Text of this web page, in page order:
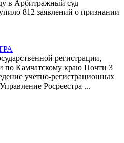
в Арбитражный суд
812 заявлений о признании
регистрации,
по Камчатскому краю Почти 3
учетно-регистрационных
Росреестра ...